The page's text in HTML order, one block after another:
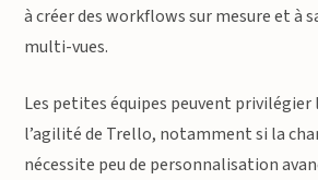
à créer des workflows sur mesure et à
multi-vues.
Les petites équipes peuvent
l’agilité de Trello, notamment si la
nécessite peu de personnalisation